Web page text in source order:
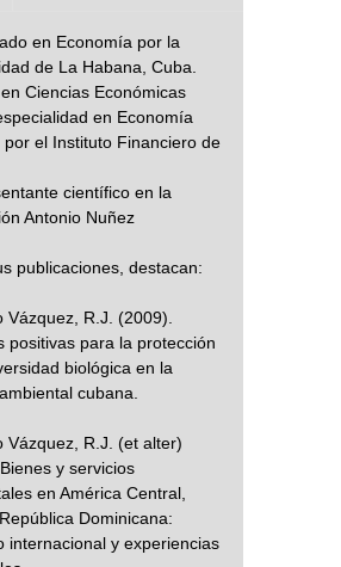
en Economía por la
de La Habana, Cuba.
Ciencias Económicas
en Economía
por el Instituto Financiero de
científico en la
Antonio Nuñez
publicaciones, destacan:
Vázquez, R.J. (2009).
positivas para la protección
biológica en la
cubana.
Vázquez, R.J. (et alter)
y servicios
en América Central,
Dominicana:
internacional y experiencias